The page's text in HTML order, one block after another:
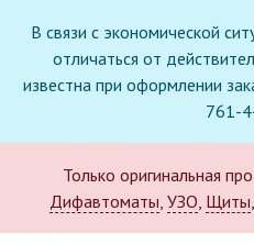
В связи с экономической
отличаться от
известна при оформлении
761-
Только оригинальная
Дифавтоматы, УЗО, Щиты,